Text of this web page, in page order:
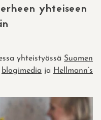
yhteiseen
yhteistyössä Suomen
blogimedia ja Hellmann’s